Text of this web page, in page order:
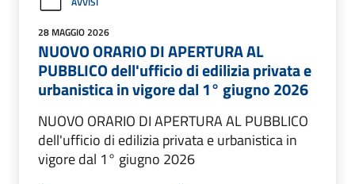
28 MAGGIO 2026
NUOVO ORARIO DI APERTURA AL
PUBBLICO dell'ufficio di edilizia privata e
urbanistica in vigore dal 1° giugno 2026
NUOVO ORARIO DI APERTURA AL PUBBLICO
dell'ufficio di edilizia privata e urbanistica in
vigore dal 1° giugno 2026